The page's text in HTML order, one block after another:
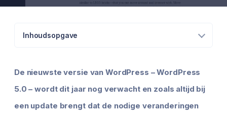
Inhoudsopgave
De nieuwste versie van WordPress – WordPress
5.0 – wordt dit jaar nog verwacht en zoals altijd bij
een update brengt dat de nodige veranderingen